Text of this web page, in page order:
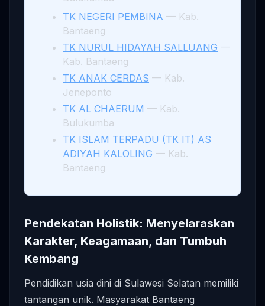
TK NEGERI PEMBINA — Kab.
Bantaeng
TK NURUL HIDAYAH SALLUANG —
Kab. Bantaeng
TK ANAK CERDAS — Kab.
Jeneponto
TK AL CHAERUM — Kab.
Bulukumba
TK ISLAM TERPADU (TK IT) AS
ADIYAH KALOLING — Kab.
Bantaeng
Pendekatan Holistik: Menyelaraskan
Karakter, Keagamaan, dan Tumbuh
Kembang
Pendidikan usia dini di Sulawesi Selatan memiliki
tantangan unik. Masyarakat Bantaeng